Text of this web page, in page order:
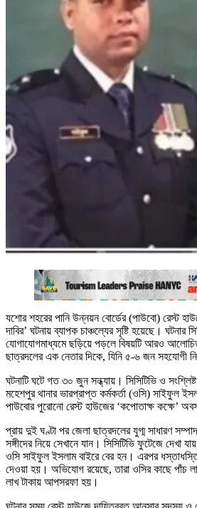
যশোর শহরের পানি উন্নয়ন বোর্ডের (পাউবো) রেস্ট
দাবির’ ঘটনায় ব্যাপক চাঞ্চল্যের সৃষ্টি হয়েছে। ঘটনার
যোগাযোগমাধ্যমে ছড়িয়ে পড়লে বিষয়টি আরও
ছাত্রদলের এক নেতার দিকে, যিনি ৫-৬ জন সহযোগী
ঘটনাটি ঘটে গত ৩০ জুন সন্ধ্যায়। সিসিটিভি ও
মহেশপুর থানার ভারপ্রাপ্ত কর্মকর্তা (ওসি) সাইফুল
পাউবোর পুরোনো রেস্ট হাউজের ‘কপোতাক্ষ কক্ষে’
প্রায় দুই ঘণ্টা পর জেলা ছাত্রদলের যুগ্ম সাধারণ
সঙ্গীদের নিয়ে সেখানে যান। সিসিটিভি ফুটেজে দেখা
ওসি সাইফুল ইসলাম বাইরে বের হন। এরপর
দেওয়া হয়। অভিযোগ রয়েছে, তারা ওসির কাছে পাঁচ
লাখ টাকায় আপসরফা হয়।